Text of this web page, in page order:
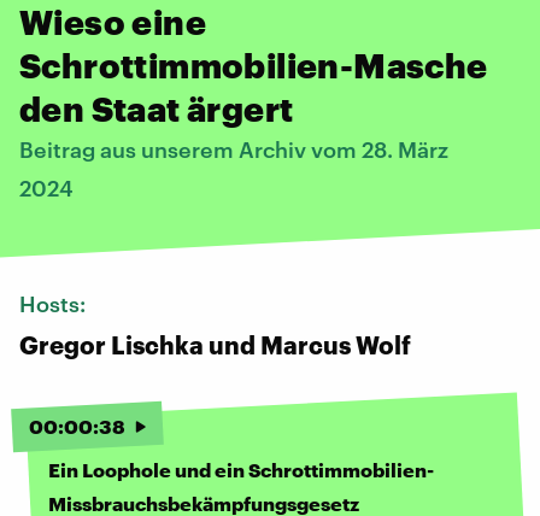
Wieso eine
Schrottimmobilien-Masche
den Staat ärgert
Beitrag aus unserem Archiv vom 28. März
2024
Hosts:
Gregor Lischka und Marcus Wolf
00:00:38
Ein Loophole und ein Schrottimmobilien-
Missbrauchsbekämpfungsgesetz